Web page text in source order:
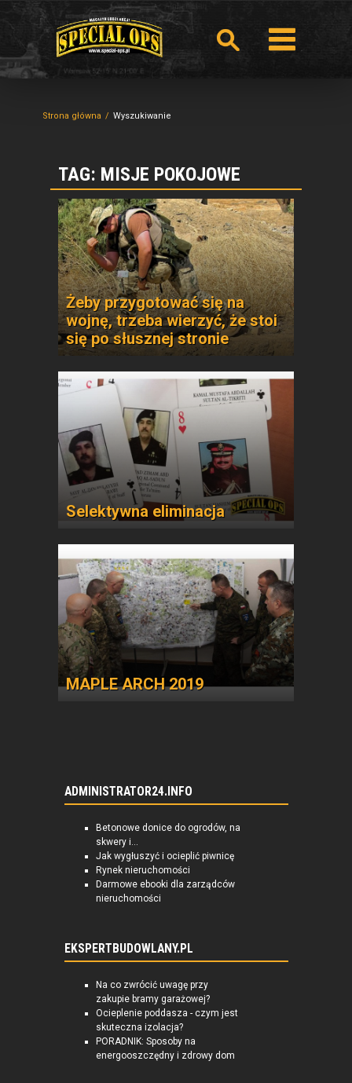
Strona główna Wyszukiwanie
TAG: MISJE POKOJOWE
Żeby przygotować się na
wojnę, trzeba wierzyć, że stoi
się po słusznej stronie
Selektywna eliminacja
MAPLE ARCH 2019
ADMINISTRATOR24.INFO
Betonowe donice do ogrodów, na
skwery i...
Jak wygłuszyć i ocieplić piwnicę
Rynek nieruchomości
Darmowe ebooki dla zarządców
nieruchomości
EKSPERTBUDOWLANY.PL
Na co zwrócić uwagę przy
zakupie bramy garażowej?
Ocieplenie poddasza - czym jest
skuteczna izolacja?
PORADNIK: Sposoby na
energooszczędny i zdrowy dom